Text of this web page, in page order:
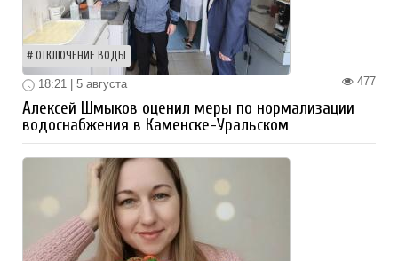
ОТКЛЮЧЕНИЕ ВОДЫ
477
18:21 | 5 августа
Алексей Шмыков оценил меры по нормализации
водоснабжения в Каменске-Уральском